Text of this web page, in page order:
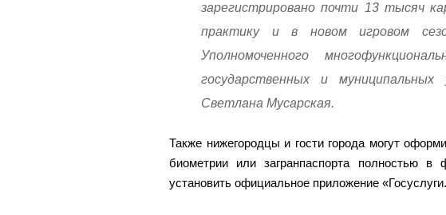
зарегистрировано почти 13 тысяч
практику и в новом игровом
Уполномоченного
государственных и муниципальных
Светлана Мусарская.
Также нижегородцы и гости города могут
биометрии или загранпаспорта полностью
установить официальное приложение